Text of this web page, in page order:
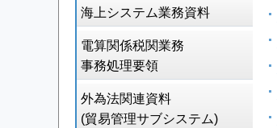
海上システム業務資料
電算関係税関業務
事務処理要領
外為法関連資料
(貿易管理サブシステム)